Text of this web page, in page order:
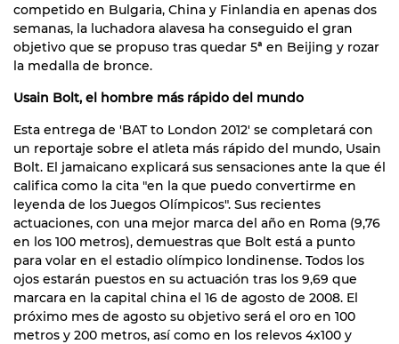
competido en Bulgaria, China y Finlandia en apenas dos
semanas, la luchadora alavesa ha conseguido el gran
objetivo que se propuso tras quedar 5ª en Beijing y rozar
la medalla de bronce.
Usain Bolt, el hombre más rápido del mundo
Esta entrega de 'BAT to London 2012' se completará con
un reportaje sobre el atleta más rápido del mundo, Usain
Bolt. El jamaicano explicará sus sensaciones ante la que él
califica como la cita "en la que puedo convertirme en
leyenda de los Juegos Olímpicos". Sus recientes
actuaciones, con una mejor marca del año en Roma (9,76
en los 100 metros), demuestras que Bolt está a punto
para volar en el estadio olímpico londinense. Todos los
ojos estarán puestos en su actuación tras los 9,69 que
marcara en la capital china el 16 de agosto de 2008. El
próximo mes de agosto su objetivo será el oro en 100
metros y 200 metros, así como en los relevos 4x100 y